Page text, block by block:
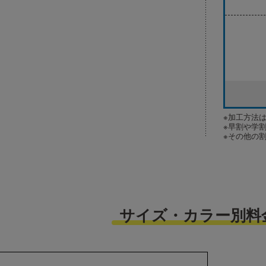
※加工方法
※早割や学
※その他の
サイズ・カラー別料